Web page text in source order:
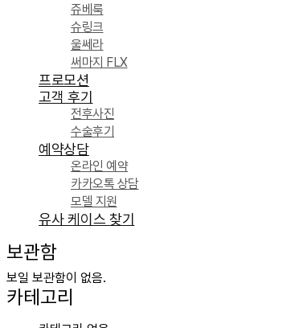
쥬베룩
슈링크
울쎄라
써마지 FLX
프로모션
고객 후기
전후사진
수술후기
예약상담
온라인 예약
카카오톡 상담
모델 지원
유사 케이스 찾기
보관함
보일 보관함이 없음.
카테고리